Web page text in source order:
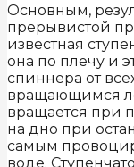
Основным,
прерывистой
известная
она по плечу и
спиннера от
вращающимся
вращается при
на дно при
самым
воде.